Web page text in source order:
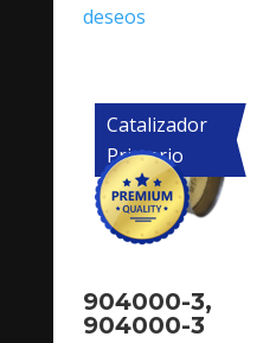
deseos
Catalizador
Primario
904000-3,
904000-3